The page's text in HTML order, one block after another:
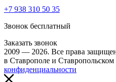
+7 938 310 50 35
Звонок бесплатный
Заказать звонок
2009 — 2026. Все права
в Ставрополе и Ставропольском
конфиденциальности